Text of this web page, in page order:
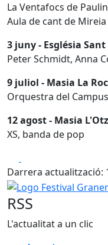
La Ventafocs de
Aula de cant de
3 juny - Església
Peter Schmidt, Anna
9 juliol - Masia La
Orquestra del
12 agost - Masia
XS, banda de pop
Darrera actualització:
Logo Festival Granera
RSS
L'actualitat a un clic